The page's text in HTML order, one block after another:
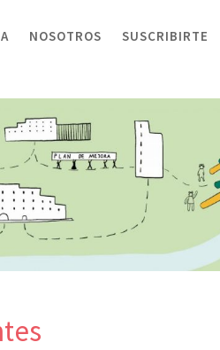
NOSOTROS SUSCRIBIRTE